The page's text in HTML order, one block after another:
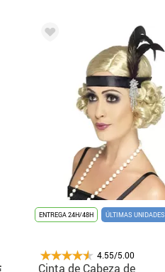
ENTREGA 24H/48H ÚLTIMAS UNIDADES
4.55/5.00
Cinta de Cabeza de